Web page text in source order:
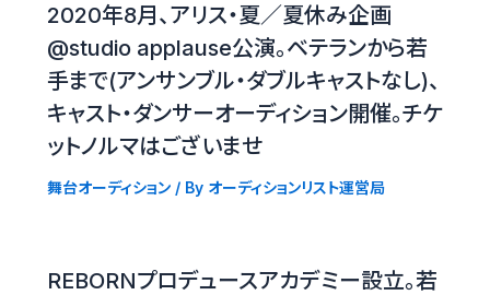
2020年8月、アリス・夏／夏休み企画
@studio applause公演。ベテランから若
手まで(アンサンブル・ダブルキャストなし)、
キャスト・ダンサーオーディション開催。チケ
ットノルマはございませ
舞台オーディション/ By オーディションリスト運営局
REBORNプロデュースアカデミー設立。若